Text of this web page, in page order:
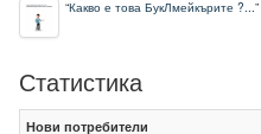
“Какво е това БукЛмейкърите ?...”
Статистика
Нови потребители